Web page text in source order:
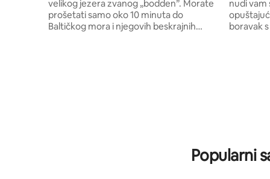
velikog jezera zvanog „bodden”. Morate
prošetati samo oko 10 minuta do
Baltičkog mora i njegovih beskrajnih
restorane, a sve je dostupno biciklom!
Uživajte u jednom od najljepših područja
nudi vam
boravak
Popularni